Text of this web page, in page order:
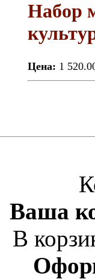
Набор
Цена: 1
Ваша
В